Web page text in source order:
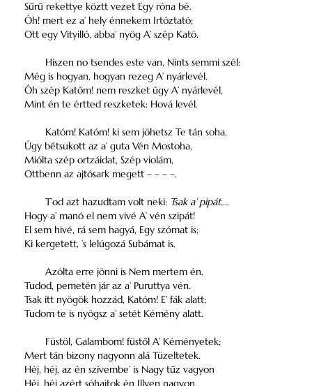
Sűrű rekettye köztt vezet Egy róna bé.
Óh! mert ez a’ hely énnekem Irtóztató;
Ott egy Vityilló, abba’ nyög A’ szép Kató.
Hiszen no tsendes este van, Nints semmi szél:
Még is hogyan, hogyan rezeg A’ nyárlevél.
Óh szép Katóm! nem reszket úgy A’ nyárlevél,
Mint én te értted reszketek: Hová levél.
Katóm! Katóm! ki sem jöhetsz Te tán soha,
Úgy bétsukott az a’ guta Vén Mostoha,
Miólta szép ortzáidat, Szép violám,
Ottbenn az ajtósark megett – – – –.
T’od azt hazudtam volt neki: Tsak a’ pipát....
Hogy a’ manó el nem vivé A’ vén szipát!
El sem hivé, rá sem hagyá, Egy szómat is;
Ki kergetett, ’s lelúgozá Subámat is.
Azólta erre jönni is Nem mertem én.
Tudod, pemetén jár az a’ Puruttya vén.
Tsak itt nyögök hozzád, Katóm! E’ fák alatt;
Tudom te is nyögsz a’ setét Kémény alatt.
Füstöl, Galambom! füstől A’ Kéményetek;
Mert tán bizony nagyonn alá Tüzeltetek.
Héj, héj, az én szívembe’ is Nagy tűz vagyon
Héj, héj azért sóhajtok én Illyen nagyon.